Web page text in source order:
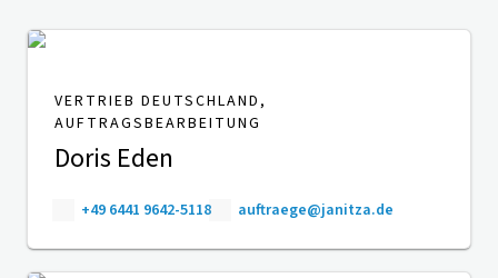
VERTRIEB DEUTSCHLAND,
AUFTRAGSBEARBEITUNG
Doris Eden
+49 6441 9642-5118 auftraege@janitza.de